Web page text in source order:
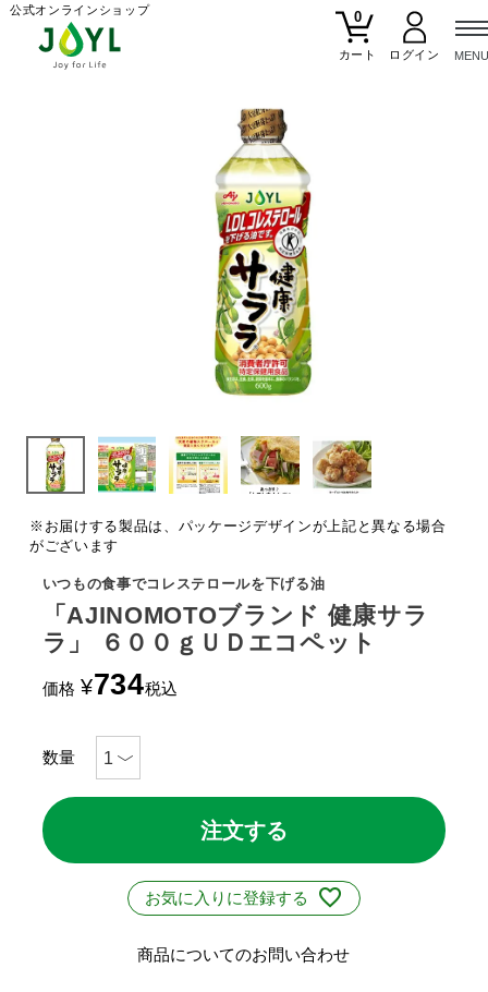
公式オンラインショップ
0
カート
※お届けする製品は、パッケージデザインが上記と異なる場合
がございます
いつもの食事でコレステロールを下げる油
「AJINOMOTOブランド 健康サラ
ラ」 ６００ｇＵＤエコペット
価格 ¥734税込
注文する
お気に入りに登録する
商品についてのお問い合わせ